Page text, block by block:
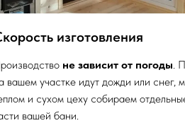
изготовления
не зависит от погоды.
вашем участке идут дожди или снег,
и сухом цеху собираем
вашей бани.